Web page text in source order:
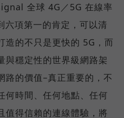
全球 4G／5G 在線率
項第一的肯定，可以清
造的不只是更快的 5G，而
與穩定性的世界級網路架
路的價值–真正重要的，不
何時間、任何地點、任何
值得信賴的連線體驗，將